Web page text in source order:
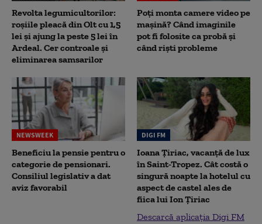
Revolta legumicultorilor:
roșiile pleacă din Olt cu 1,5
lei și ajung la peste 5 lei în
Ardeal. Cer controale și
eliminarea samsarilor
Poți monta camere video pe
mașină? Când imaginile
pot fi folosite ca probă și
când riști probleme
NEWSWEEK
Beneficiu la pensie pentru o
categorie de pensionari.
Consiliul legislativ a dat
aviz favorabil
DIGI FM
Ioana Țiriac, vacanță de lux
în Saint-Tropez. Cât costă o
singură noapte la hotelul cu
aspect de castel ales de
fiica lui Ion Țiriac
Descarcă aplicația Digi FM